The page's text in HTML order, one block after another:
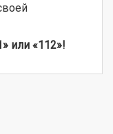
или «112»!